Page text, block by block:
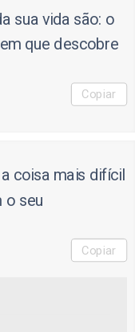
sua vida são: o
que descobre
Copiar
coisa mais difícil
o seu
Copiar